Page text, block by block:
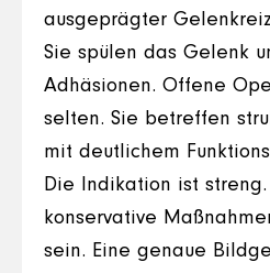
ausgeprägter
Sie spülen das Gelenk
Adhäsionen. Offene
selten. Sie betreffen
mit deutlichem
Die Indikation ist streng.
konservative
sein. Eine genaue